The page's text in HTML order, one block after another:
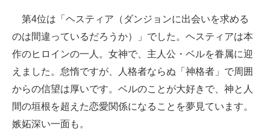
第4位は「ヘスティア（ダンジョンに出会いを求める
のは間違っているだろうか）」でした。ヘスティアは本
作のヒロインの一人。女神で、主人公・ベルを眷属に迎
えました。怠惰ですが、人格者ならぬ「神格者」で周囲
からの信望は厚いです。ベルのことが大好きで、神と人
間の垣根を超えた恋愛関係になることを夢見ています。
嫉妬深い一面も。